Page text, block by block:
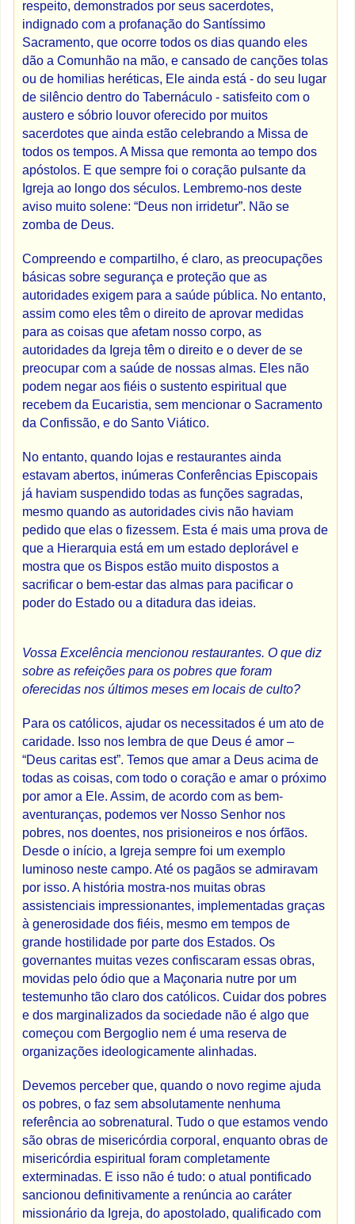
respeito, demonstrados por seus sacerdotes,
indignado com a profanação do Santíssimo
Sacramento, que ocorre todos os dias quando eles
dão a Comunhão na mão, e cansado de canções tolas
ou de homilias heréticas, Ele ainda está - do seu lugar
de silêncio dentro do Tabernáculo - satisfeito com o
austero e sóbrio louvor oferecido por muitos
sacerdotes que ainda estão celebrando a Missa de
todos os tempos. A Missa que remonta ao tempo dos
apóstolos. E que sempre foi o coração pulsante da
Igreja ao longo dos séculos. Lembremo-nos deste
aviso muito solene: “Deus non irridetur”. Não se
zomba de Deus.
Compreendo e compartilho, é claro, as preocupações
básicas sobre segurança e proteção que as
autoridades exigem para a saúde pública. No entanto,
assim como eles têm o direito de aprovar medidas
para as coisas que afetam nosso corpo, as
autoridades da Igreja têm o direito e o dever de se
preocupar com a saúde de nossas almas. Eles não
podem negar aos fiéis o sustento espiritual que
recebem da Eucaristia, sem mencionar o Sacramento
da Confissão, e do Santo Viático.
No entanto, quando lojas e restaurantes ainda
estavam abertos, inúmeras Conferências Episcopais
já haviam suspendido todas as funções sagradas,
mesmo quando as autoridades civis não haviam
pedido que elas o fizessem. Esta é mais uma prova de
que a Hierarquia está em um estado deplorável e
mostra que os Bispos estão muito dispostos a
sacrificar o bem-estar das almas para pacificar o
poder do Estado ou a ditadura das ideias.
Vossa Excelência mencionou restaurantes. O que diz
sobre as refeições para os pobres que foram
oferecidas nos últimos meses em locais de culto?
Para os católicos, ajudar os necessitados é um ato de
caridade. Isso nos lembra de que Deus é amor –
“Deus caritas est”. Temos que amar a Deus acima de
todas as coisas, com todo o coração e amar o próximo
por amor a Ele. Assim, de acordo com as bem-
aventuranças, podemos ver Nosso Senhor nos
pobres, nos doentes, nos prisioneiros e nos órfãos.
Desde o início, a Igreja sempre foi um exemplo
luminoso neste campo. Até os pagãos se admiravam
por isso. A história mostra-nos muitas obras
assistenciais impressionantes, implementadas graças
à generosidade dos fiéis, mesmo em tempos de
grande hostilidade por parte dos Estados. Os
governantes muitas vezes confiscaram essas obras,
movidas pelo ódio que a Maçonaria nutre por um
testemunho tão claro dos católicos. Cuidar dos pobres
e dos marginalizados da sociedade não é algo que
começou com Bergoglio nem é uma reserva de
organizações ideologicamente alinhadas.
Devemos perceber que, quando o novo regime ajuda
os pobres, o faz sem absolutamente nenhuma
referência ao sobrenatural. Tudo o que estamos vendo
são obras de misericórdia corporal, enquanto obras de
misericórdia espiritual foram completamente
exterminadas. E isso não é tudo: o atual pontificado
sancionou definitivamente a renúncia ao caráter
missionário da Igreja, do apostolado, qualificado com